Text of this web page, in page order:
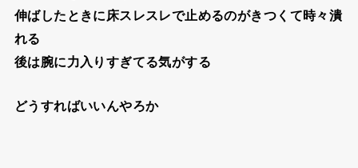
伸ばしたときに床スレスレで止めるのがきつくて時々潰
れる
後は腕に力入りすぎてる気がする
どうすればいいんやろか